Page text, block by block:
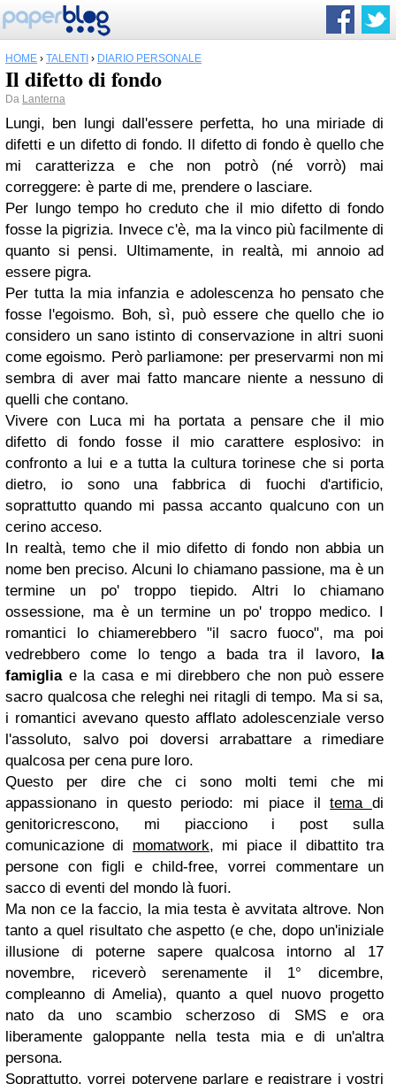
HOME › TALENTI › DIARIO PERSONALE
Il difetto di fondo
Da Lanterna
Lungi, ben lungi dall'essere perfetta, ho una miriade di
difetti e un difetto di fondo. Il difetto di fondo è quello che
mi caratterizza e che non potrò (né vorrò) mai
correggere: è parte di me, prendere o lasciare.
Per lungo tempo ho creduto che il mio difetto di fondo
fosse la pigrizia. Invece c'è, ma la vinco più facilmente di
quanto si pensi. Ultimamente, in realtà, mi annoio ad
essere pigra.
Per tutta la mia infanzia e adolescenza ho pensato che
fosse l'egoismo. Boh, sì, può essere che quello che io
considero un sano istinto di conservazione in altri suoni
come egoismo. Però parliamone: per preservarmi non mi
sembra di aver mai fatto mancare niente a nessuno di
quelli che contano.
Vivere con Luca mi ha portata a pensare che il mio
difetto di fondo fosse il mio carattere esplosivo: in
confronto a lui e a tutta la cultura torinese che si porta
dietro, io sono una fabbrica di fuochi d'artificio,
soprattutto quando mi passa accanto qualcuno con un
cerino acceso.
In realtà, temo che il mio difetto di fondo non abbia un
nome ben preciso. Alcuni lo chiamano passione, ma è un
termine un po' troppo tiepido. Altri lo chiamano
ossessione, ma è un termine un po' troppo medico. I
romantici lo chiamerebbero "il sacro fuoco", ma poi
vedrebbero come lo tengo a bada tra il lavoro, la
famigliae la casa e mi direbbero che non può essere
sacro qualcosa che releghi nei ritagli di tempo. Ma si sa,
i romantici avevano questo afflato adolescenziale verso
l'assoluto, salvo poi doversi arrabattare a rimediare
qualcosa per cena pure loro.
Questo per dire che ci sono molti temi che mi
appassionano in questo periodo: mi piace iltema di
genitoricrescono, mi piacciono i post sulla
comunicazione di momatwork, mi piace il dibattito tra
persone con figli e child-free, vorrei commentare un
sacco di eventi del mondo là fuori.
Ma non ce la faccio, la mia testa è avvitata altrove. Non
tanto a quel risultato che aspetto (e che, dopo un'iniziale
illusione di poterne sapere qualcosa intorno al 17
novembre, riceverò serenamente il 1° dicembre,
compleanno di Amelia), quanto a quel nuovo progetto
nato da uno scambio scherzoso di SMS e ora
liberamente galoppante nella testa mia e di un'altra
persona.
Soprattutto, vorrei potervene parlare e registrare i vostri